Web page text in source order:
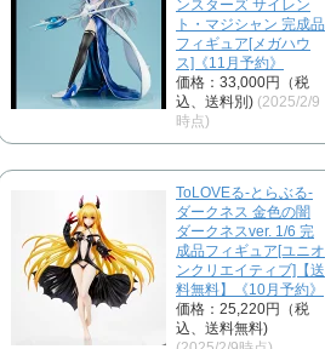
ンスターズ サイレン
ト・マジシャン 完成品
フィギュア[メガハウ
ス]《11月予約》
価格：33,000円（税
込、送料別) (2025/2/9
時点)
ToLOVEる-とらぶる-
ダークネス 金色の闇
ダークネスver. 1/6 完
成品フィギュア[ユニオ
ンクリエイティブ]【送
料無料】《10月予約》
価格：25,220円（税
込、送料無料)